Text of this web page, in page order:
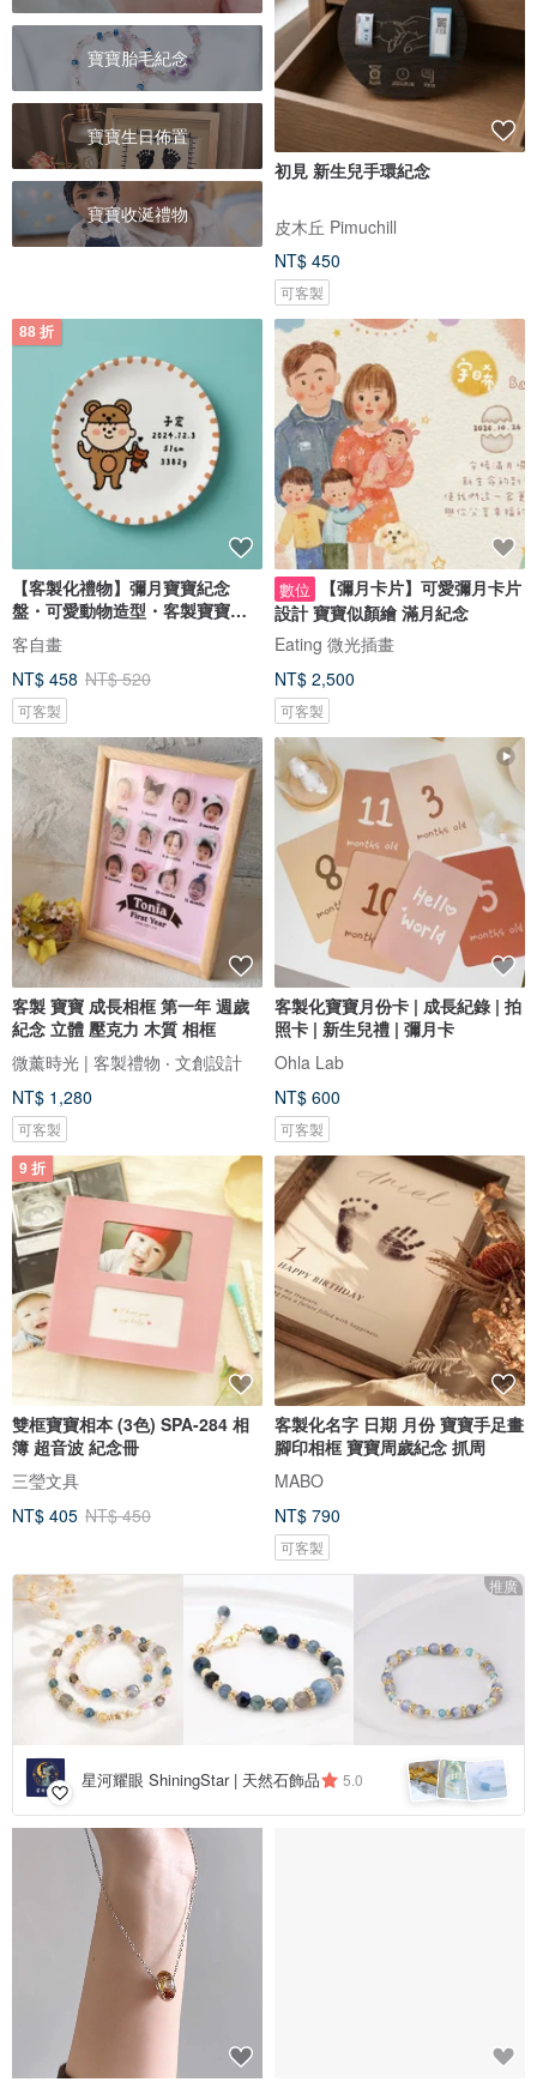
寶寶胎毛紀念
寶寶生日佈置
寶寶收涎禮物
初見 新生兒手環紀念
皮木丘 Pimuchill
NT$ 450
可客製
88 折
【客製化禮物】彌月寶寶紀念
盤・可愛動物造型・客製寶寶資
訊
客自畫
NT$ 458 NT$ 520
可客製
數位
【彌月卡片】可愛彌月卡片
設計 寶寶似顏繪 滿月紀念
Eating 微光插畫
NT$ 2,500
可客製
客製 寶寶 成長相框 第一年 週歲
紀念 立體 壓克力 木質 相框
微薰時光 | 客製禮物 ‧ 文創設計
NT$ 1,280
可客製
客製化寶寶月份卡 | 成長紀錄 | 拍
照卡 | 新生兒禮 | 彌月卡
Ohla Lab
NT$ 600
可客製
9 折
雙框寶寶相本 (3色) SPA-284 相
簿 超音波 紀念冊
三瑩文具
NT$ 405 NT$ 450
客製化名字 日期 月份 寶寶手足畫
腳印相框 寶寶周歲紀念 抓周
MABO
NT$ 790
可客製
推廣
星河耀眼 ShiningStar | 天然石飾品 5.0